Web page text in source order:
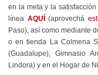
en la meta y la
línea AQUÍ (aprovechá
Paso), así como mediante
o en tienda La Colmena
(Guadalupe), Gimnasio
Lindora) y en el Hogar de